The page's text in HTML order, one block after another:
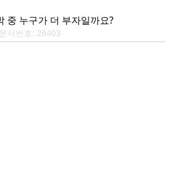
중 누구가 더 부자일까요?
서번호: 26403